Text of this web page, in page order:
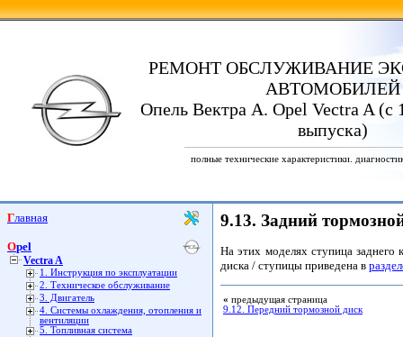
РЕМОНТ ОБСЛУЖИВАНИЕ
АВТОМОБИЛЕЙ
Опель Вектра А. Opel Vectra A (с
выпуска)
полные технические характеристики.
Главная
Opel
Vectra A
1. Инструкция по эксплуатации
2. Техническое обслуживание
3. Двигатель
4. Системы охлаждения, отопления и
вентиляции
5. Топливная система
9.13. Задний
На этих моделях ступица заднего
диска / ступицы приведена в
« предыдущая страница
9.12. Передний тормозной диск